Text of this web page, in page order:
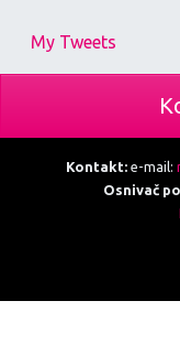
My Tweets
Kontakt:e-mail:
Osnivač